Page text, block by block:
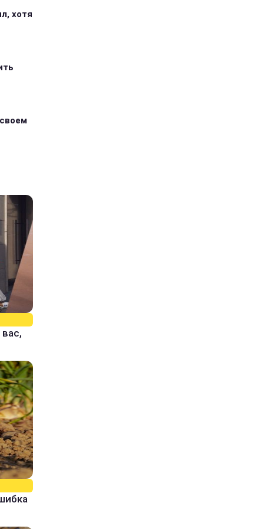
хотя